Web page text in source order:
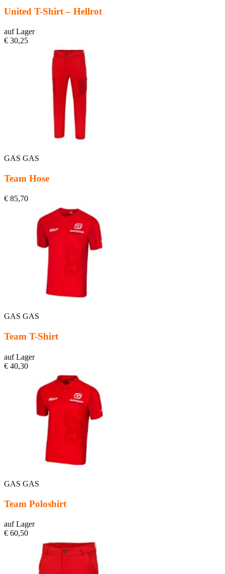
United T-Shirt – Hellrot
auf Lager
€ 30,25
GAS GAS
Team Hose
€ 85,70
GAS GAS
Team T-Shirt
auf Lager
€ 40,30
GAS GAS
Team Poloshirt
auf Lager
€ 60,50